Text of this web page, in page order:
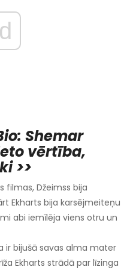
Shemar
vērtība,
>>
filmas, Džeimss bija
Ekharts bija karsējmeiteņu
abi iemīlēja viens otru un
ir bijušā savas alma mater
Ekharts strādā par līzinga